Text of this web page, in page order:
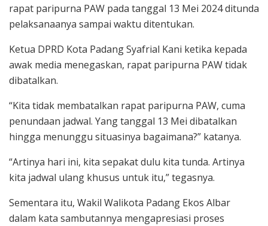
rapat paripurna PAW pada tanggal 13 Mei 2024 ditunda
pelaksanaanya sampai waktu ditentukan.
Ketua DPRD Kota Padang Syafrial Kani ketika kepada
awak media menegaskan, rapat paripurna PAW tidak
dibatalkan.
“Kita tidak membatalkan rapat paripurna PAW, cuma
penundaan jadwal. Yang tanggal 13 Mei dibatalkan
hingga menunggu situasinya bagaimana?” katanya.
“Artinya hari ini, kita sepakat dulu kita tunda. Artinya
kita jadwal ulang khusus untuk itu,” tegasnya.
Sementara itu, Wakil Walikota Padang Ekos Albar
dalam kata sambutannya mengapresiasi proses